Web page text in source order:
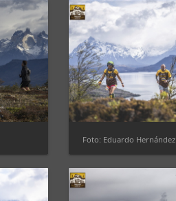
Foto: Eduardo Hernández